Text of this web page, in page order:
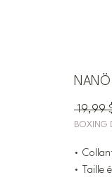
19,99
BOXING
•
• Taille